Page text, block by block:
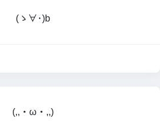
(ゝ∀･)b
(,,・ω・,,)